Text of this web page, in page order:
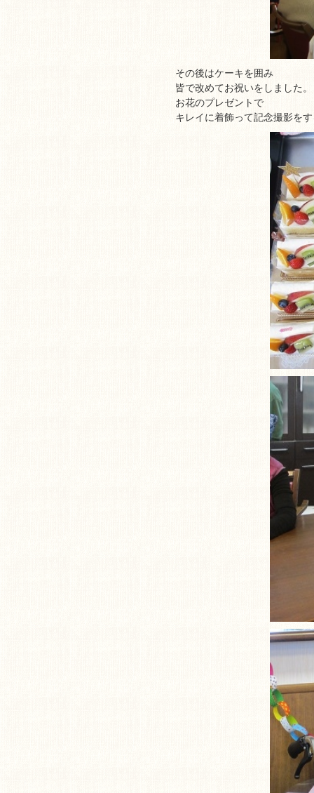
その後はケーキを囲み
皆で改めてお祝いをしました。
お花のプレゼントで
キレイに着飾って記念撮影を